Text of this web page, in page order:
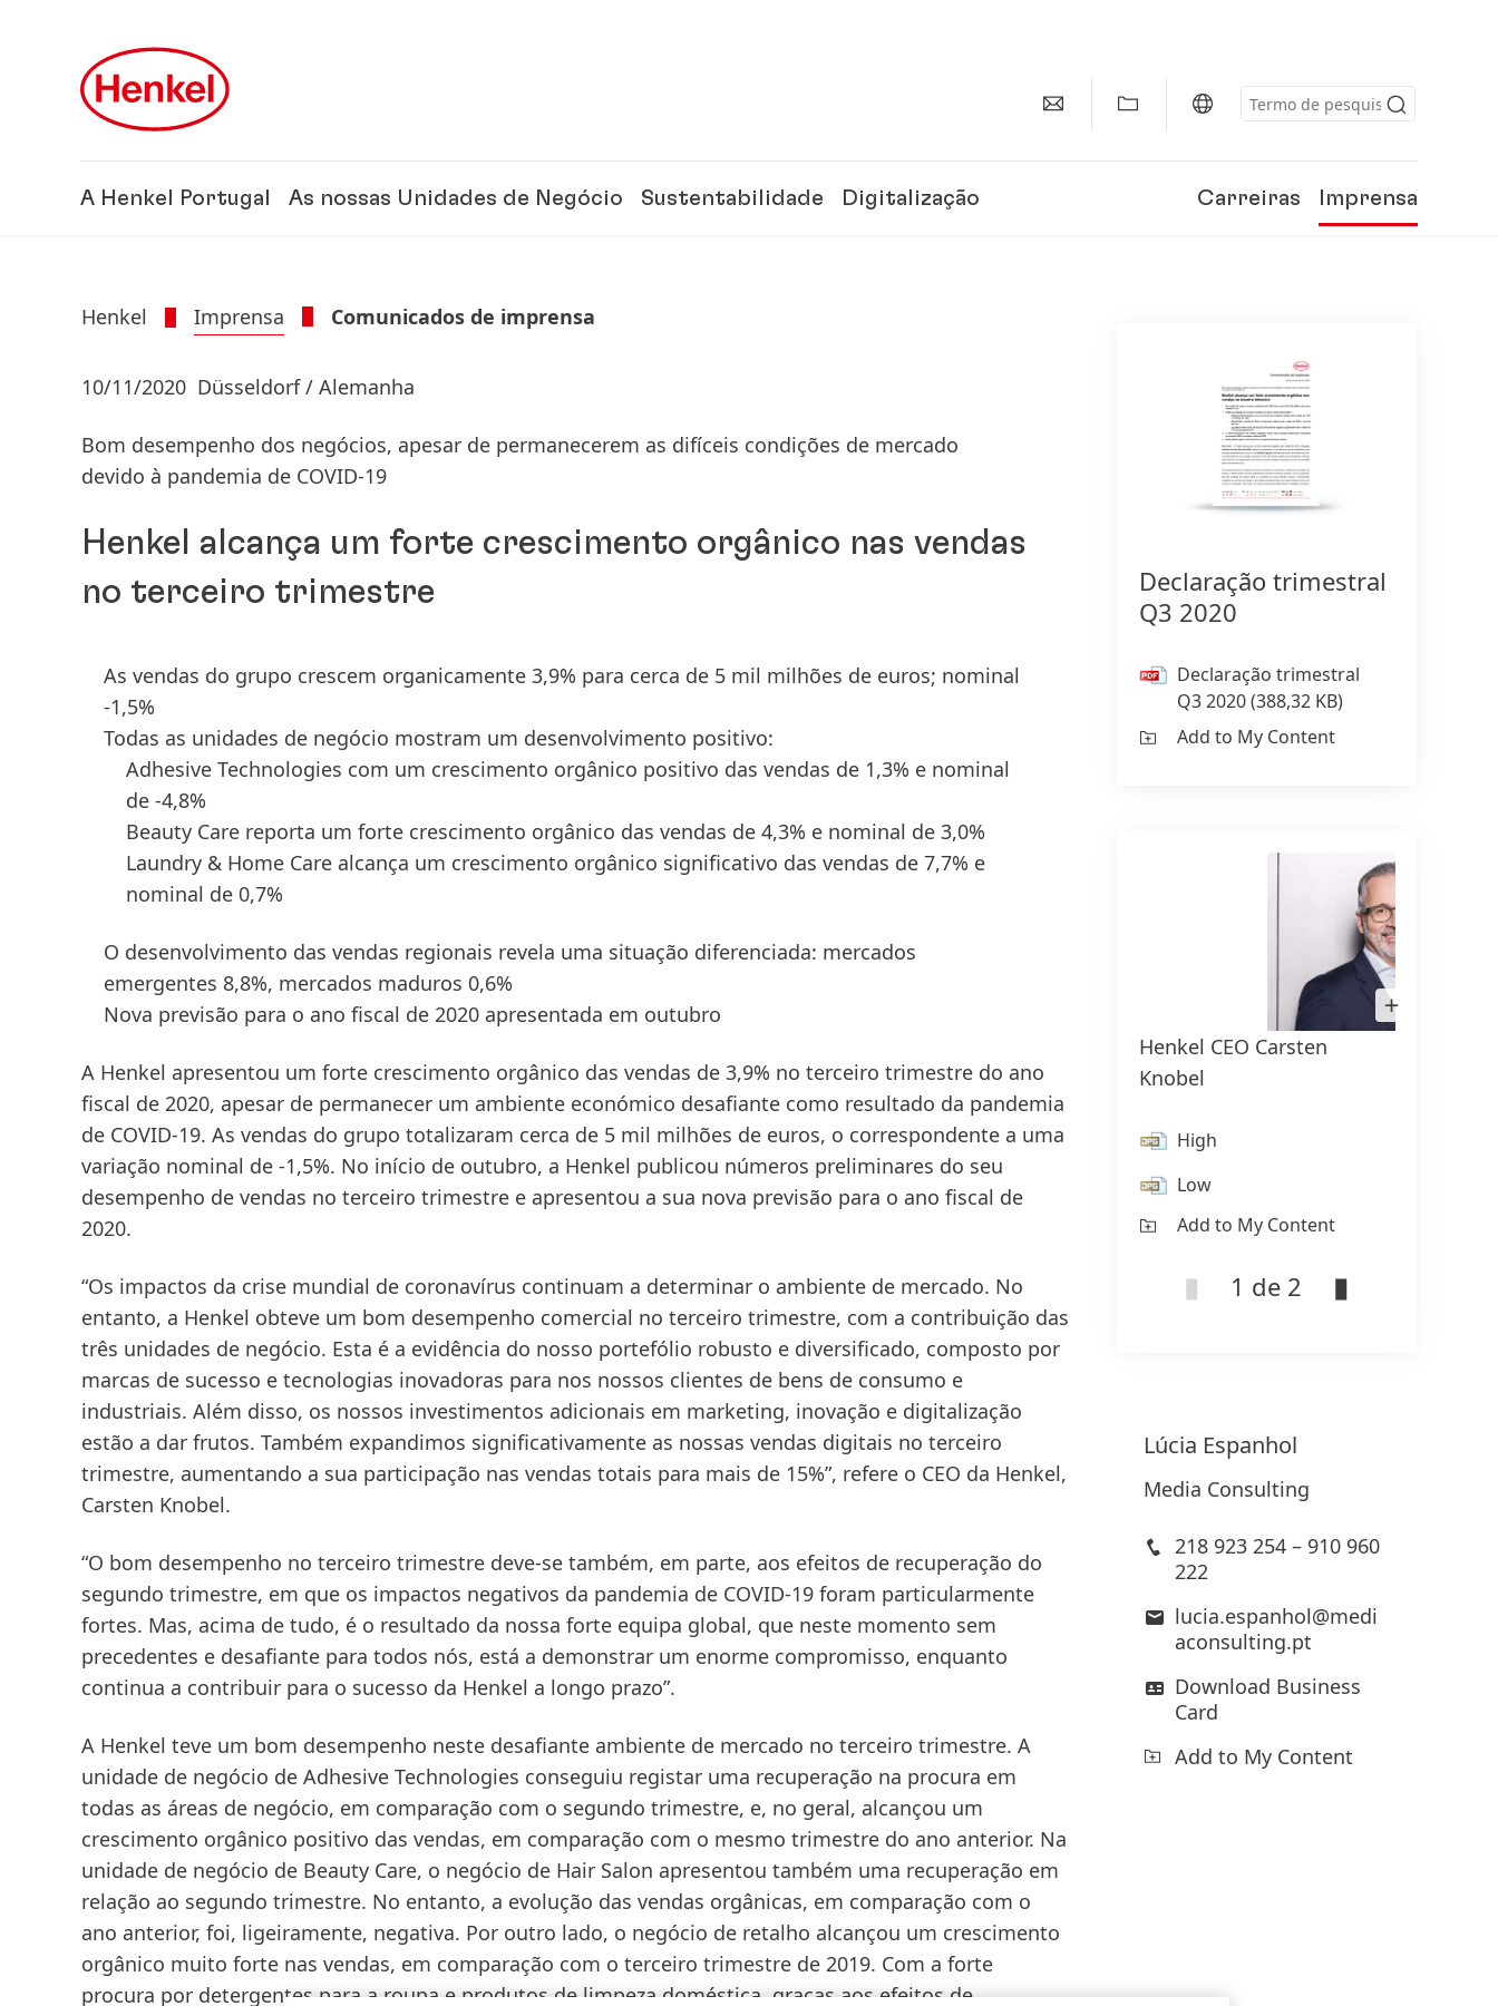
A Henkel Portugal
150 anos da Henkel
significam moldar o progresso com
propósito. Na Henkel,
transformamos a mudança em
futuro melhor. Juntos.
As nossas Unidades de Negócio Sustentabilidade Digitalização Carreiras Imprensa
Henkel Imprensa Comunicados de imprensa
10/11/2020 Düsseldorf / Alemanha
Bom desempenho dos negócios, apesar de permanecerem as difíceis condições de mercado
devido à pandemia de COVID-19
Henkel alcança um forte crescimento orgânico nas vendas
no terceiro trimestre
As vendas do grupo crescem organicamente 3,9% para cerca de 5 mil milhões de euros; nominal
-1,5%
Todas as unidades de negócio mostram um desenvolvimento positivo:
Adhesive Technologies com um crescimento orgânico positivo das vendas de 1,3% e nominal
de -4,8%
Beauty Care reporta um forte crescimento orgânico das vendas de 4,3% e nominal de 3,0%
Laundry & Home Care alcança um crescimento orgânico significativo das vendas de 7,7% e
nominal de 0,7%
O desenvolvimento das vendas regionais revela uma situação diferenciada: mercados
emergentes 8,8%, mercados maduros 0,6%
Nova previsão para o ano fiscal de 2020 apresentada em outubro
A Henkel apresentou um forte crescimento orgânico das vendas de 3,9% no terceiro trimestre do ano
fiscal de 2020, apesar de permanecer um ambiente económico desafiante como resultado da pandemia
de COVID-19. As vendas do grupo totalizaram cerca de 5 mil milhões de euros, o correspondente a uma
variação nominal de -1,5%. No início de outubro, a Henkel publicou números preliminares do seu
desempenho de vendas no terceiro trimestre e apresentou a sua nova previsão para o ano fiscal de
2020.
“Os impactos da crise mundial de coronavírus continuam a determinar o ambiente de mercado. No
entanto, a Henkel obteve um bom desempenho comercial no terceiro trimestre, com a contribuição das
três unidades de negócio. Esta é a evidência do nosso portefólio robusto e diversificado, composto por
marcas de sucesso e tecnologias inovadoras para nos nossos clientes de bens de consumo e
industriais. Além disso, os nossos investimentos adicionais em marketing, inovação e digitalização
estão a dar frutos. Também expandimos significativamente as nossas vendas digitais no terceiro
trimestre, aumentando a sua participação nas vendas totais para mais de 15%”, refere o CEO da Henkel,
Carsten Knobel.
“O bom desempenho no terceiro trimestre deve-se também, em parte, aos efeitos de recuperação do
segundo trimestre, em que os impactos negativos da pandemia de COVID-19 foram particularmente
fortes. Mas, acima de tudo, é o resultado da nossa forte equipa global, que neste momento sem
precedentes e desafiante para todos nós, está a demonstrar um enorme compromisso, enquanto
continua a contribuir para o sucesso da Henkel a longo prazo”.
A Henkel teve um bom desempenho neste desafiante ambiente de mercado no terceiro trimestre. A
unidade de negócio de Adhesive Technologies conseguiu registar uma recuperação na procura em
todas as áreas de negócio, em comparação com o segundo trimestre, e, no geral, alcançou um
crescimento orgânico positivo das vendas, em comparação com o mesmo trimestre do ano anterior. Na
unidade de negócio de Beauty Care, o negócio de Hair Salon apresentou também uma recuperação em
relação ao segundo trimestre. No entanto, a evolução das vendas orgânicas, em comparação com o
ano anterior, foi, ligeiramente, negativa. Por outro lado, o negócio de retalho alcançou um crescimento
orgânico muito forte nas vendas, em comparação com o terceiro trimestre de 2019. Com a forte
procura por detergentes para a roupa e produtos de limpeza doméstica, graças aos efeitos de
Declaração trimestral
Q3 2020
Declaração trimestral
Q3 2020(388,32 KB)
Add to My Content
Open
Image
in
Henkel CEO Carsten
Knobel
High
Low
Add to My Content
1 de 2
Lúcia Espanhol
Media Consulting
218 923 254 – 910 960
222
lucia.espanhol@medi
aconsulting.pt
Download Business
Card
Add to My Content